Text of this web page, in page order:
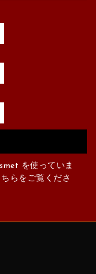
を使っていま
らをご覧くださ